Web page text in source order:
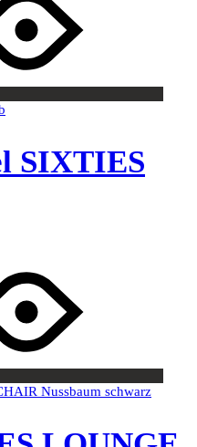
SIXTIES